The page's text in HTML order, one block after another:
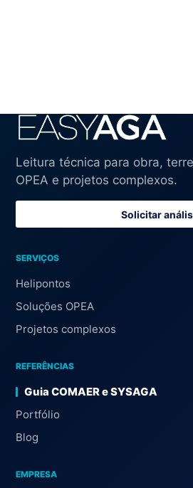
Leitura técnica para obra,
OPEA e projetos complexos.
Solicitar
SERVIÇOS
Helipontos
Soluções OPEA
Projetos complexos
REFERÊNCIAS
Guia COMAER e SYSAGA
Portfólio
Blog
EMPRESA